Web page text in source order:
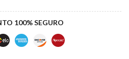
100% SEGURO